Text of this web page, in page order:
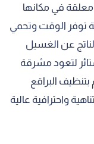
معلقة في مكانها
توفر الوقت وتحمي
عن الغسيل
لتعود مشرقة
البراقع
واحترافية عالية